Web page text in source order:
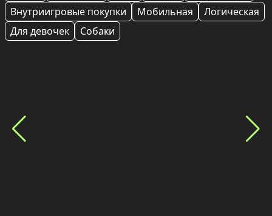
Внутриигровые покупки
Мобильная
Логическая
Для девочек
Собаки